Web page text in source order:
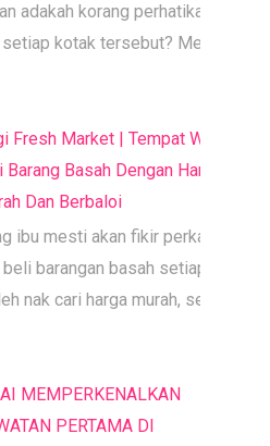
adakah korang perhatikan
kotak tersebut? Mesti
Fresh Market | Tempat Wajib
Barang Basah Dengan Harga
Dan Berbaloi
ibu mesti akan fikir perkara
barangan basah setiap
nak cari harga murah, segar
MEMPERKENALKAN
PERTAMA DI